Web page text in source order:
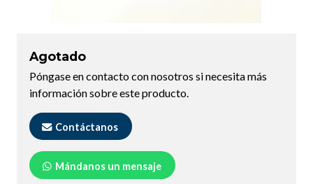
Agotado
Póngase en contacto con nosotros si necesita más
información sobre este producto.
Contáctanos
Mándanos un mensaje